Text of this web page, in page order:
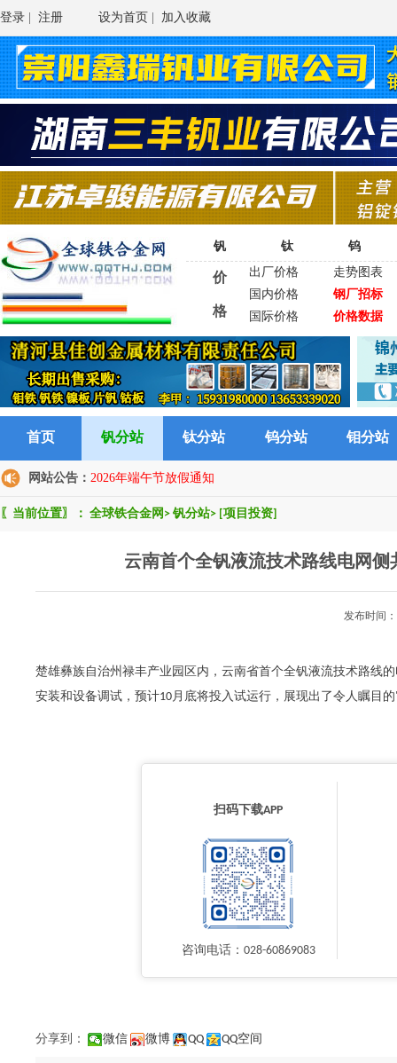
登录 注册 设为首页 加入收藏
钒 钛 钨
价
格
出厂价格
走势图表
国内价格
钢厂招标
国际价格
价格数据
首页 钒分站 钛分站 钨分站 钼分站
网站公告： 2026年端午节放假通知
〖当前位置〗： 全球铁合金网 > 钒分站> [项目投资]
云南首个全钒液流技术路线电网
发布时间
楚雄彝族自治州禄丰产业园区内，云南省首个全钒液流技术路线
安装和设备调试，预计10月底将投入试运行，展现出了令人瞩目
扫码下载APP
咨询电话：028-60869083
分享到： 微信 微博 QQ QQ空间